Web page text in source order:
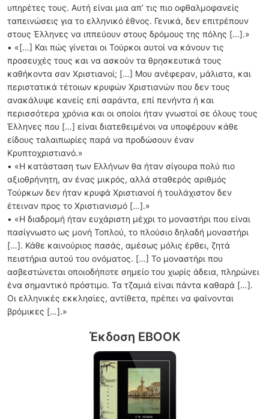
υπηρέτες τους. Αυτή είναι μια απ’ τις πιο οφθαλμοφανείς
ταπεινώσεις για το ελληνικό έθνος. Γενικά, δεν επιτρέπουν
στους Έλληνες να ιππεύουν στους δρόμους της πόλης […].»
• «[…] Και πώς γίνεται οι Τούρκοι αυτοί να κάνουν τις
προσευχές τους και να ασκούν τα θρησκευτικά τους
καθήκοντα σαν Χριστιανοί; […] Μου ανέφεραν, μάλιστα, και
περιστατικά τέτοιων κρυφών Χριστιανών που δεν τους
ανακάλυψε κανείς επί σαράντα, επί πενήντα ή και
περισσότερα χρόνια και οι οποίοι ήταν γνωστοί σε όλους τους
Έλληνες που […] είναι διατεθειμένοι να υποφέρουν κάθε
είδους ταλαιπωρίες παρά να προδώσουν έναν
Κρυπτοχριστιανό.»
• «Η κατάσταση των Ελλήνων θα ήταν σίγουρα πολύ πιο
αξιοθρήνητη, αν ένας μικρός, αλλά σταθερός αριθμός
Τούρκων δεν ήταν κρυφά Χριστιανοί ή τουλάχιστον δεν
έτειναν προς το Χριστιανισμό […].»
• «Η διαδρομή ήταν ευχάριστη μέχρι το μοναστήρι που είναι
πασίγνωστο ως μονή Τοπλού, το πλούσιο δηλαδή μοναστήρι
[…]. Κάθε καινούριος πασάς, αμέσως μόλις έρθει, ζητά
πειστήρια αυτού του ονόματος. […] Το μοναστήρι που
ασβεστώνεται οποιοδήποτε σημείο του χωρίς άδεια, πληρώνει
ένα σημαντικό πρόστιμο. Τα τζαμιά είναι πάντα καθαρά […].
Οι ελληνικές εκκλησίες, αντίθετα, πρέπει να φαίνονται
βρόμικες […].»
Έκδοση EBOOK